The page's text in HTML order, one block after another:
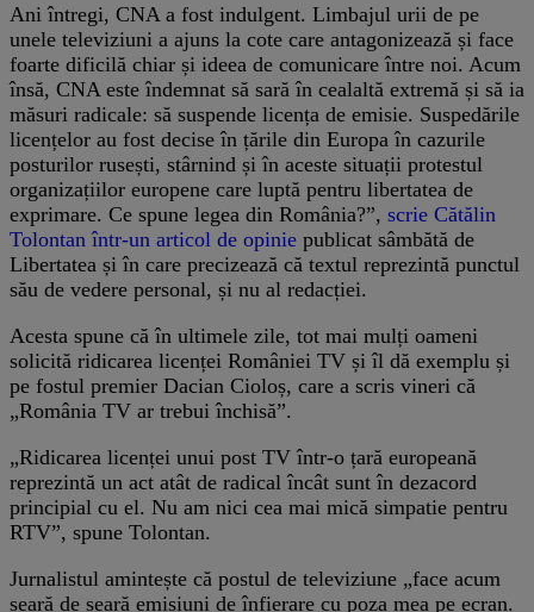
Ani întregi, CNA a fost indulgent. Limbajul urii de pe
unele televiziuni a ajuns la cote care antagonizează și face
foarte dificilă chiar și ideea de comunicare între noi. Acum
însă, CNA este îndemnat să sară în cealaltă extremă și să ia
măsuri radicale: să suspende licența de emisie. Suspedările
licențelor au fost decise în țările din Europa în cazurile
posturilor rusești, stârnind și în aceste situații protestul
organizațiilor europene care luptă pentru libertatea de
exprimare. Ce spune legea din România?”, scrie Cătălin
Tolontan într-un articol de opinie publicat sâmbătă de
Libertatea și în care precizează că textul reprezintă punctul
său de vedere personal, și nu al redacției.
Acesta spune că în ultimele zile, tot mai mulți oameni
solicită ridicarea licenței României TV și îl dă exemplu și
pe fostul premier Dacian Cioloș, care a scris vineri că
„România TV ar trebui închisă”.
„Ridicarea licenței unui post TV într-o țară europeană
reprezintă un act atât de radical încât sunt în dezacord
principial cu el. Nu am nici cea mai mică simpatie pentru
RTV”, spune Tolontan.
Jurnalistul amintește că postul de televiziune „face acum
seară de seară emisiuni de înfierare cu poza mea pe ecran.